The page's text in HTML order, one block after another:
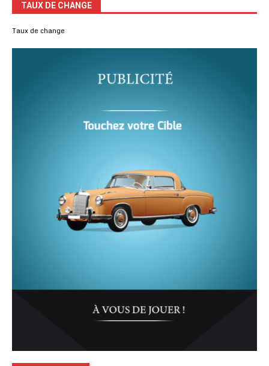
TAUX DE CHANGE
Taux de change